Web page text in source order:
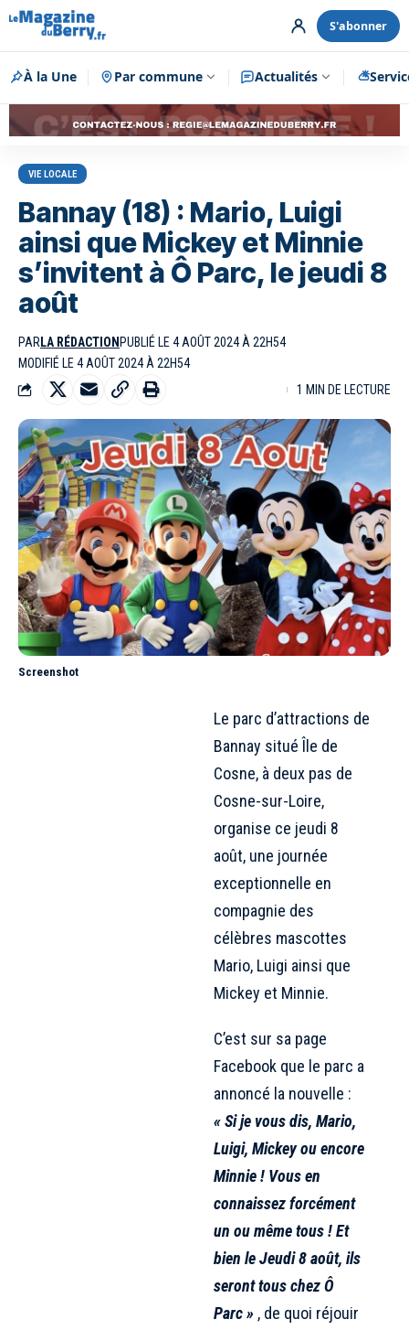
S'abonner
À la Une Par commune Actualités
Publicité
VIE LOCALE
Bannay (18) : Mario, Luigi
ainsi que Mickey et Minnie
s’invitent à Ô Parc, le jeudi 8
août
PARLA RÉDACTION PUBLIÉ LE 4 AOÛT 2024 À 22H54
MODIFIÉ LE 4 AOÛT 2024 À 22H54
1 MIN DE LECTURE
Screenshot
Le parc d’attractions de
Bannay situé Île de
Cosne, à deux pas de
Cosne-sur-Loire,
organise ce jeudi 8
août, une journée
exceptionnelle en
compagnie des
célèbres mascottes
Mario, Luigi ainsi que
Mickey et Minnie.
C’est sur sa page
Facebook que le parc a
annoncé la nouvelle :
« Si je vous dis, Mario,
Luigi, Mickey ou encore
Minnie ! Vous en
connaissez forcément
un ou même tous ! Et
bien le Jeudi 8 août, ils
seront tous chez Ô
Parc » , de quoi réjouir